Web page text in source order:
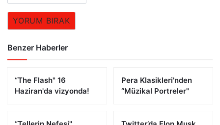
YORUM BIRAK
Benzer Haberler
“The Flash" 16
Haziran'da vizyonda!
Pera Klasikleri'nden
“Müzikal Portreler"